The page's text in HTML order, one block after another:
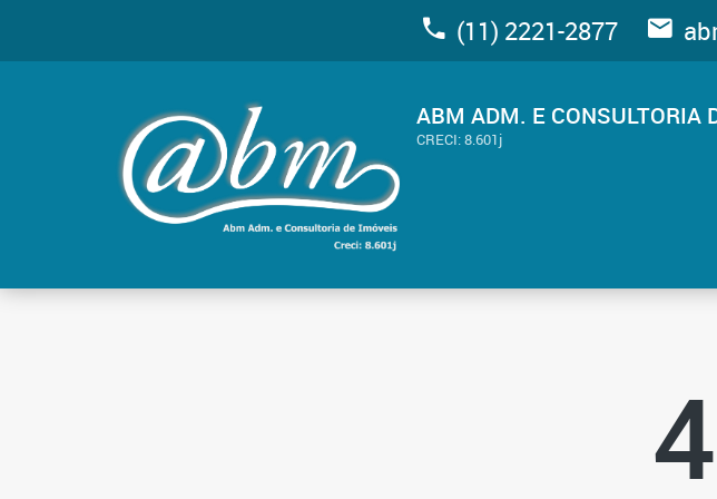
(11) 2221-2877
ABM ADM. E CONSULTORIA
CRECI: 8.601j